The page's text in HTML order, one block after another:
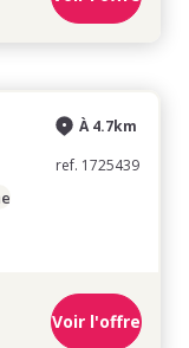
À 4.7km
ref. 1725439
Voir l'offre